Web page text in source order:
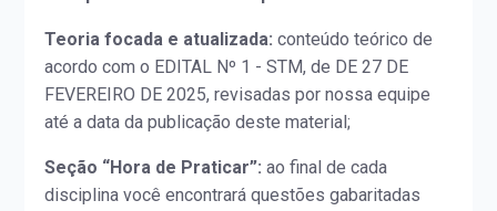
Teoria focada e atualizada: conteúdo teórico de
acordo com o EDITAL Nº 1 - STM, de DE 27 DE
FEVEREIRO DE 2025, revisadas por nossa equipe
até a data da publicação deste material;
Seção “Hora de Praticar”: ao final de cada
disciplina você encontrará questões gabaritadas